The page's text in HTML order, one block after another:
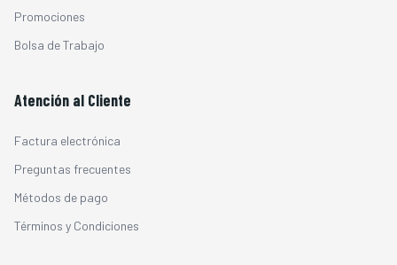
Promociones
Bolsa de Trabajo
Atención al Cliente
Factura electrónica
Preguntas frecuentes
Métodos de pago
Términos y Condiciones